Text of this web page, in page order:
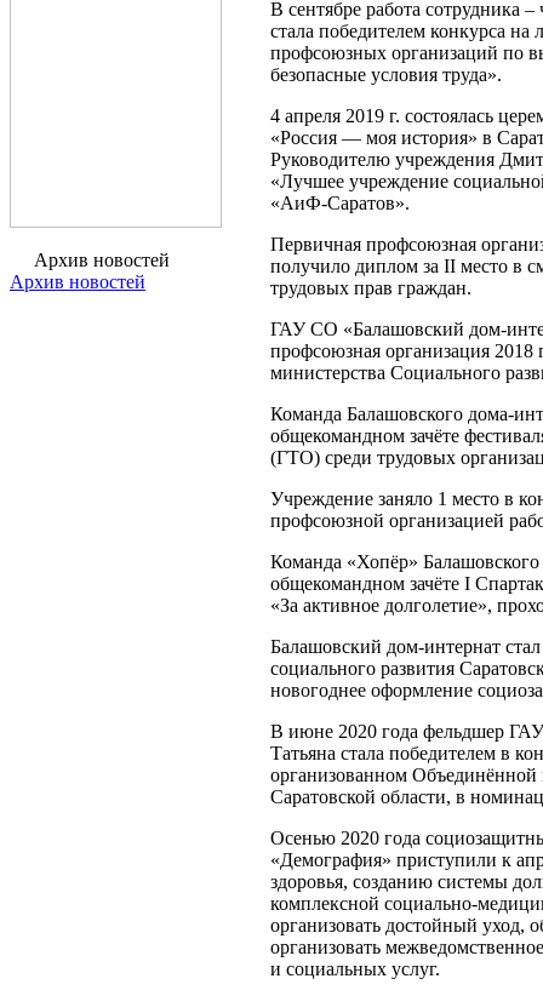
Архив новостей
Архив новостей
В сентябре работа
стала победителем конкурса
профсоюзных организаций по
безопасные условия труда».
4 апреля 2019 г. состоялась
«Россия — моя история» в
Руководителю учреждения
«Лучшее учреждение
«АиФ-Саратов».
Первичная профсоюзная
получило диплом за II место в
трудовых прав граждан.
ГАУ СО «Балашовский дом-
профсоюзная организация
министерства Социального
Команда Балашовского дома-
общекомандном зачёте
(ГТО) среди трудовых
Учреждение заняло 1 место в
профсоюзной организацией
Команда «Хопёр» Балашовского
общекомандном зачёте I
«За активное долголетие»,
Балашовский дом-интернат
социального развития
новогоднее оформление
В июне 2020 года фельдшер
Татьяна стала победителем в
организованном Объединённой
Саратовской области, в
Осенью 2020 года
«Демография» приступили к
здоровья, созданию системы
комплексной социально-
организовать достойный уход,
организовать
и социальных услуг.